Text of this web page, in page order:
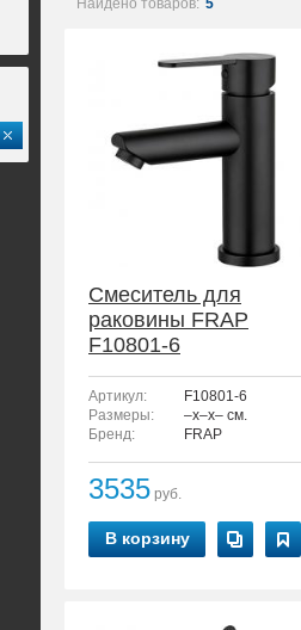
Найдено товаров: 5
Смеситель для
раковины FRAP
F10801-6
Артикул:
F10801-6
Размеры:
–x–x– см.
Бренд:
FRAP
3535 руб.
В корзину